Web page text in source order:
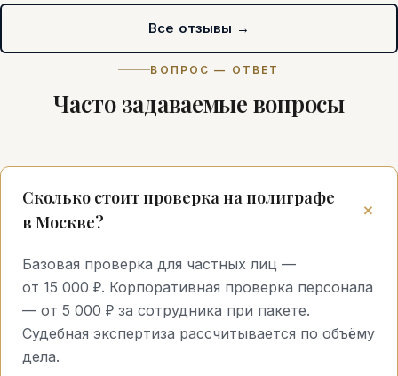
Все отзывы →
ВОПРОС — ОТВЕТ
Часто задаваемые вопросы
Сколько стоит проверка на полиграфе
в Москве?
Базовая проверка для частных лиц —
от 15 000 ₽. Корпоративная проверка персонала
— от 5 000 ₽ за сотрудника при пакете.
Судебная экспертиза рассчитывается по объёму
дела.